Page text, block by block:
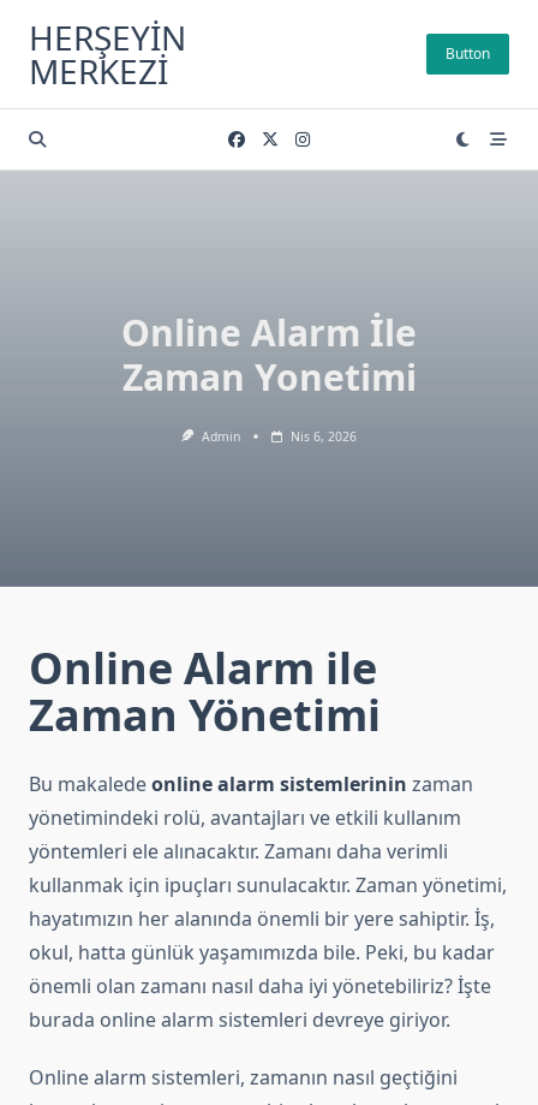
content
HERŞEYIN
MERKEZI Button
Online Alarm İle
Zaman Yonetimi
Admin Nis 6, 2026
Online Alarm ile
Zaman Yönetimi
Bu makaledeonline alarm sistemlerinin zaman
yönetimindeki rolü, avantajları ve etkili kullanım
yöntemleri ele alınacaktır. Zamanı daha verimli
kullanmak için ipuçları sunulacaktır. Zaman yönetimi,
hayatımızın her alanında önemli bir yere sahiptir. İş,
okul, hatta günlük yaşamımızda bile. Peki, bu kadar
önemli olan zamanı nasıl daha iyi yönetebiliriz? İşte
burada online alarm sistemleri devreye giriyor.
Online alarm sistemleri, zamanın nasıl geçtiğini